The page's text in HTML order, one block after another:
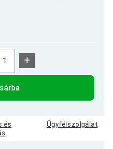
+
és
Ügyfélszolgálat